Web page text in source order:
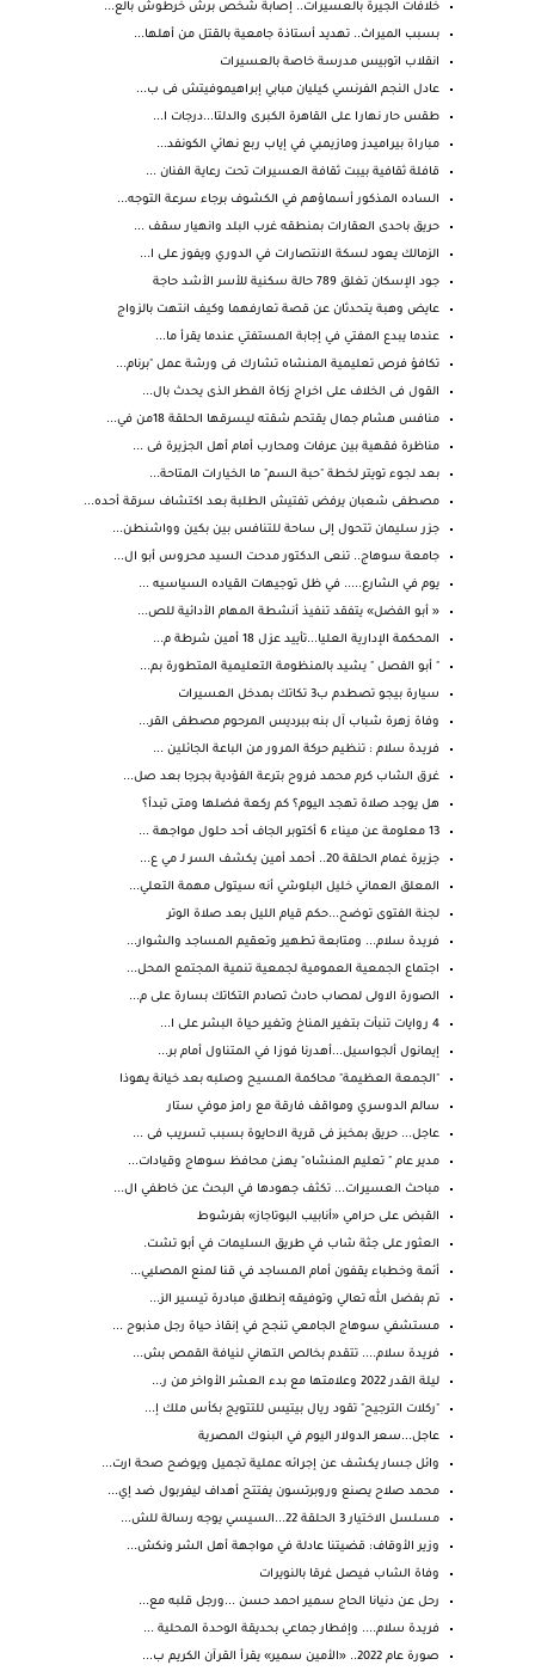
خلافات الجيرة بالعسيرات.. إصابة شخص برش خرطوش بالع...
بسبب الميراث.. تهديد أستاذة جامعية بالقتل من أهلها...
انقلاب اتوبيس مدرسة خاصة بالعسيرات
عادل النجم الفرنسي كيليان مبابي إبراهيموفيتش فى ب...
طقس حار نهارا على القاهرة الكبرى والدلتا...درجات ا...
مباراة بيراميدز ومازيمبي في إياب ربع نهائي الكونفد...
قافلة ثقافية بيبت ثقافة العسيرات تحت رعاية الفنان ...
الساده المذكور أسماؤهم في الكشوف برجاء سرعة التوجه...
حريق باحدى العقارات بمنطقه غرب البلد وانهيار سقف ...
الزمالك يعود لسكة الانتصارات في الدوري ويفوز على ا...
جود الإسكان تغلق 789 حالة سكنية للأسر الأشد حاجة
عايض وهبة يتحدثان عن قصة تعارفهما وكيف انتهت بالزواج
عندما يبدع المفتي في إجابة المستفتي عندما يقرأ ما...
تكافؤ فرص تعليمية المنشاه تشارك فى ورشة عمل "برنام...
القول فى الخلاف على اخراج زكاة الفطر الذى يحدث بال...
منافس هشام جمال يقتحم شقته ليسرقها الحلقة 18من في...
مناظرة فقهية بين عرفات ومحارب أمام أهل الجزيرة فى ...
بعد لجوء تويتر لخطة "حبة السم" ما الخيارات المتاحة...
مصطفى شعبان يرفض تفتيش الطلبة بعد اكتشاف سرقة أحده...
جزر سليمان تتحول إلى ساحة للتنافس بين بكين وواشنطن...
جامعة سوهاج.. تنعى الدكتور مدحت السيد محروس أبو ال...
يوم في الشارع..... في ظل توجيهات القياده السياسيه ...
« أبو الفضل» يتفقد تنفيذ أنشطة المهام الأدائية للص...
المحكمة الإدارية العليا...تأييد عزل 18 أمين شرطة م...
" أبو الفصل " يشيد بالمنظومة التعليمية المتطورة بم...
سيارة بيجو تصطدم ب3 تكاتك بمدخل العسيرات
وفاة زهرة شباب آل بنه ببرديس المرحوم مصطفى القر...
فريدة سلام : تنظيم حركة المرور من الباعة الجائلين ...
غرق الشاب كرم محمد فروح بترعة الفؤدية بجرجا بعد صل...
هل يوجد صلاة تهجد اليوم؟ كم ركعة فضلها ومتى تبدأ؟
13 معلومة عن ميناء 6 أكتوبر الجاف أحد حلول مواجهة ...
جزيرة غمام الحلقة 20.. أحمد أمين يكشف السر لـ مي ع...
المعلق العماني خليل البلوشي أنه سيتولى مهمة التعلي...
لجنة الفتوى توضح...حكم قيام الليل بعد صلاة الوتر
فريدة سلام... ومتابعة تطهير وتعقيم المساجد والشوار...
اجتماع الجمعية العمومية لجمعية تنمية المجتمع المحل...
الصورة الاولى لمصاب حادث تصادم التكاتك بسارة على م...
4 روايات تنبأت بتغير المناخ وتغير حياة البشر على ا...
إيمانول ألجواسيل...أهدرنا فوزا في المتناول أمام بر...
"الجمعة العظيمة" محاكمة المسيح وصلبه بعد خيانة يهوذا
سالم الدوسري ومواقف فارقة مع رامز موفي ستار
عاجل... حريق بمخبز فى قرية الاحايوة بسبب تسريب فى ...
مدير عام " تعليم المنشاه" يهنئ محافظ سوهاج وقيادات...
مباحث العسيرات... تكثف جهودها في البحث عن خاطفي ال...
القبض على حرامي «أنابيب البوتاجاز» بفرشوط
العثور على جثة شاب في طريق السليمات في أبو تشت.
أئمة وخطباء يقفون أمام المساجد في قنا لمنع المصليي...
تم بفضل الله تعالي وتوفيقه إنطلاق مبادرة تيسير الز...
مستشفي سوهاج الجامعي تنجح في إنقاذ حياة رجل مذبوح ...
فريدة سلام.... تتقدم بخالص التهاني لنيافة القمص بش...
ليلة القدر 2022 وعلامتها مع بدء العشر الأواخر من ر...
"ركلات الترجيح" تقود ريال بيتيس للتتويج بكأس ملك إ...
عاجل...سعر الدولار اليوم في البنوك المصرية
وائل جسار يكشف عن إجرائه عملية تجميل ويوضح صحة ارت...
محمد صلاح يصنع وروبرتسون يفتتح أهداف ليفربول ضد إي...
مسلسل الاختيار 3 الحلقة 22...السيسي يوجه رسالة للش...
وزير الأوقاف: قضيتنا عادلة في مواجهة أهل الشر ونكش...
وفاة الشاب فيصل غرقا بالنويرات
رحل عن دنيانا الحاج سمير احمد حسن ...ورجل قلبه مع...
فريدة سلام.... وإفطار جماعي بحديقة الوحدة المحلية ...
صورة عام 2022.. «الأمين سمير» يقرأ القرآن الكريم ب...